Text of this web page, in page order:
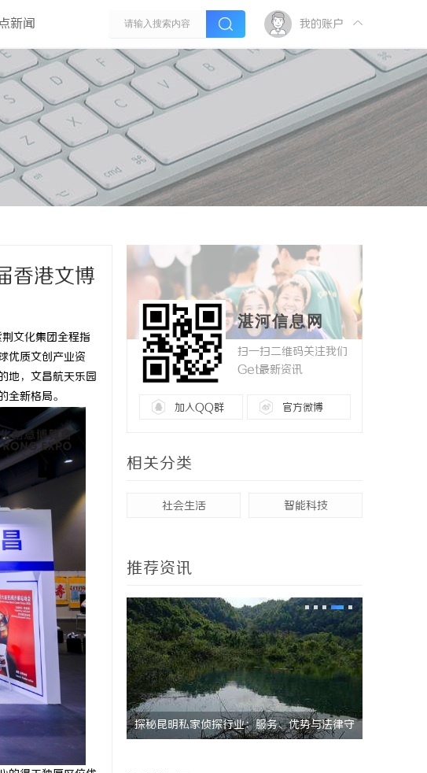
新闻 我的账户
香港文博
文化集团全程指
优质文创产业资
地，文昌航天乐园
新格局。
湛河信息网
扫一扫二维码关注我们
Get最新资讯
加入QQ群 官方微博
相关分类
社会生活 智能科技
推荐资讯
：服务、优势与法律守 揭秘东莞私家侦探行业的发展与服务价值